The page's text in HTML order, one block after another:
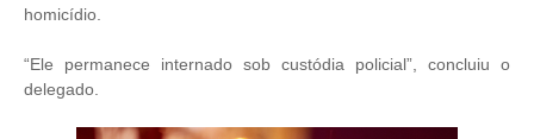
homicídio.
“Ele permanece internado sob custódia policial”, concluiu o
delegado.